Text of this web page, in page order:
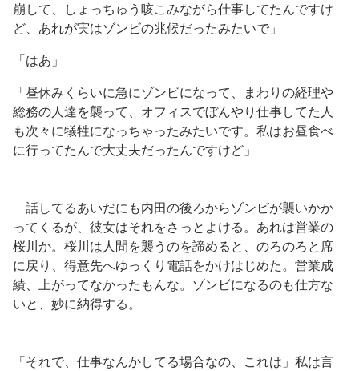
崩して、しょっちゅう咳こみながら仕事してたんですけ
ど、あれが実はゾンビの兆候だったみたいで」
「はあ」
「昼休みくらいに急にゾンビになって、まわりの経理や
総務の人達を襲って、オフィスでぼんやり仕事してた人
も次々に犠牲になっちゃったみたいです。私はお昼食べ
に行ってたんで大丈夫だったんですけど」
話してるあいだにも内田の後ろからゾンビが襲いかか
ってくるが、彼女はそれをさっとよける。あれは営業の
桜川か。桜川は人間を襲うのを諦めると、のろのろと席
に戻り、得意先へゆっくり電話をかけはじめた。営業成
績、上がってなかったもんな。ゾンビになるのも仕方な
いと、妙に納得する。
「それで、仕事なんかしてる場合なの、これは」私は言